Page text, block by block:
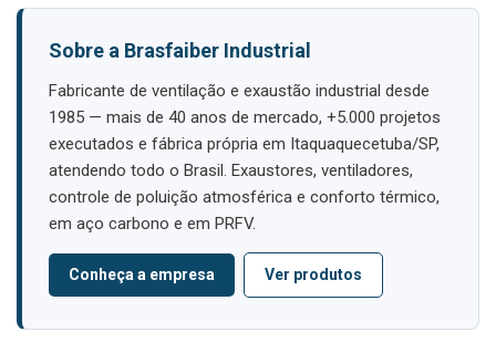
Sobre a Brasfaiber Industrial
Fabricante de ventilação e exaustão industrial desde
1985 — mais de 40 anos de mercado, +5.000 projetos
executados e fábrica própria em Itaquaquecetuba/SP,
atendendo todo o Brasil. Exaustores, ventiladores,
controle de poluição atmosférica e conforto térmico,
em aço carbono e em PRFV.
Conheça a empresa Ver produtos